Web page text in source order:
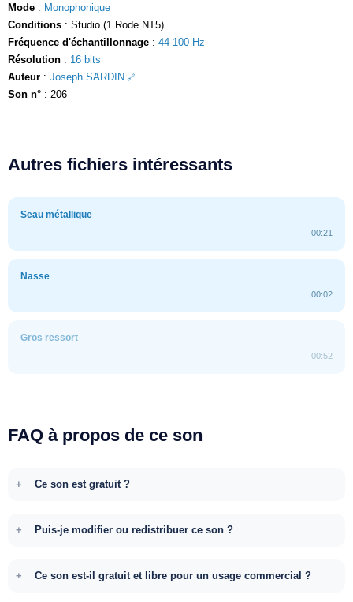
Mode : Monophonique
Conditions : Studio (1 Rode NT5)
Fréquence d'échantillonnage : 44 100 Hz
Résolution : 16 bits
Auteur : Joseph SARDIN
Son n° : 206
Autres fichiers intéressants
Seau métallique
00:21
Nasse
00:02
Gros ressort
00:52
FAQ à propos de ce son
Ce son est gratuit ?
Puis-je modifier ou redistribuer ce son ?
Ce son est-il gratuit et libre pour un usage commercial ?